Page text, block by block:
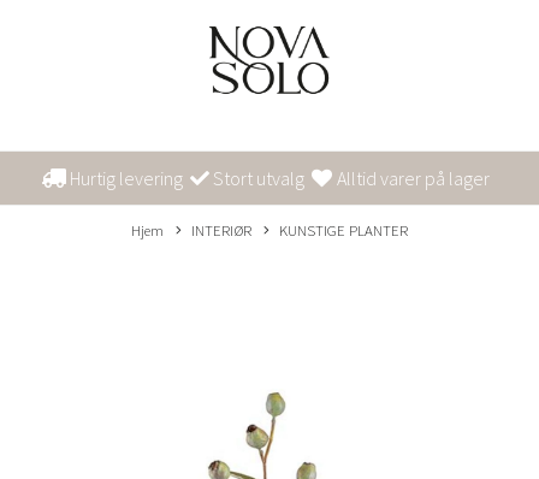
Hurtig levering Stort utvalg Alltid varer på lager
Hjem INTERIØR KUNSTIGE PLANTER